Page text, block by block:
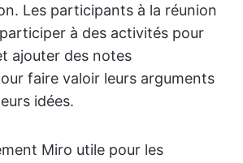
Les participants à la réunion
à des activités pour
ajouter des notes
faire valoir leurs arguments
idées.
Miro utile pour les